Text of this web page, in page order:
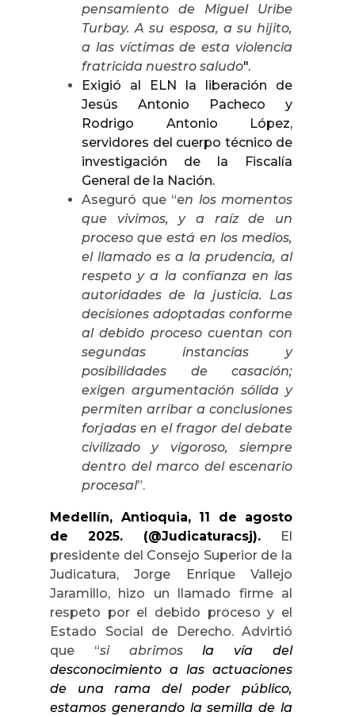
pensamiento de Miguel Uribe
Turbay. A su esposa, a su hijito,
a las víctimas de esta violencia
fratricida nuestro saludo".
Exigió al ELN la liberación de
Jesús Antonio Pacheco y
Rodrigo Antonio López,
servidores del cuerpo técnico de
investigación de la Fiscalía
General de la Nación.
Aseguró que “en los momentos
que vivimos, y a raíz de un
proceso que está en los medios,
el llamado es a la prudencia, al
respeto y a la confianza en las
autoridades de la justicia. Las
decisiones adoptadas conforme
al debido proceso cuentan con
segundas instancias y
posibilidades de casación;
exigen argumentación sólida y
permiten arribar a conclusiones
forjadas en el fragor del debate
civilizado y vigoroso, siempre
dentro del marco del escenario
procesal”.
Medellín, Antioquia, 11 de agosto
de 2025. (@Judicaturacsj).
El
presidente del Consejo Superior de la
Judicatura, Jorge Enrique Vallejo
Jaramillo, hizo un llamado firme al
respeto por el debido proceso y el
Estado Social de Derecho. Advirtió
que “si abrimos la vía del
desconocimiento a las actuaciones
de una rama del poder público,
estamos generando la semilla de la